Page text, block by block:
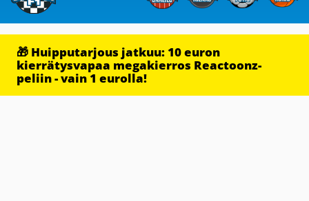
🎁 Huipputarjous jatkuu: 10 euron
kierrätysvapaa megakierros Reactoonz-
peliin - vain 1 eurolla!